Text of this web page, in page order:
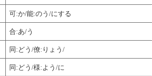
可:か/能:のう/にする
合:あ/う
同:どう/僚:りょう/
同:どう/様:よう/に